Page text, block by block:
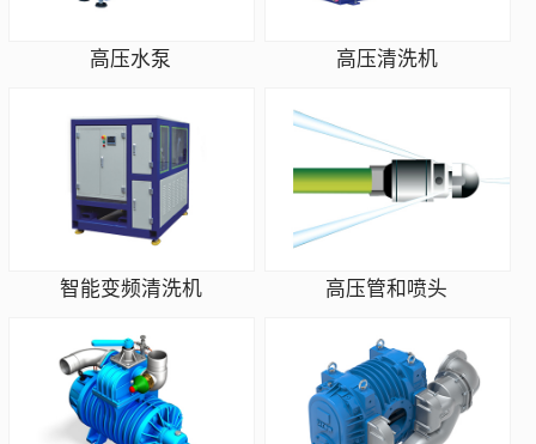
高压水泵 高压清洗机
智能变频清洗机 高压管和喷头